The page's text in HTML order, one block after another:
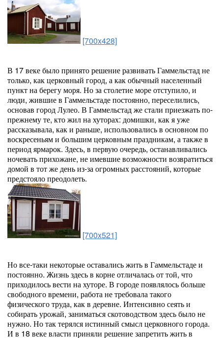
[700x428]
В 17 веке было принято решение развивать Гаммельстад не
только, как церковный город, а как обычный населенный
пункт на берегу моря. Но за столетие море отступило, и
люди, жившие в Гаммельстаде постоянно, переселились,
основав город Лулео. В Гаммельстад же стали приезжать по-
прежнему те, кто жил на хуторах: домишки, как я уже
рассказывала, как и раньше, использовались в основном по
воскресеньям и большим церковным праздникам, а также в
период ярмарок. Здесь, в первую очередь, останавливались
ночевать прихожане, не имевшие возможности возвратиться
домой в тот же день из-за огромных расстояний, которые
предстояло преодолеть.
[700x521]
Но все-таки некоторые оставались жить в Гаммельстаде и
постоянно. Жизнь здесь в корне отличалась от той, что
приходилось вести на хуторе. В городе появлялось больше
свободного времени, работа не требовала такого
физического труда, как в деревне. Интенсивно сеять и
собирать урожай, заниматься скотоводством здесь было не
нужно. Но так терялся истинный смысл церковного города.
И в 18 веке власти приняли решение запретить жить в